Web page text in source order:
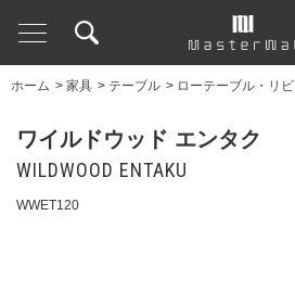
ホーム > 家具 > テーブル > ローテーブル・リ
ワイルドウッド エンタク
WILDWOOD ENTAKU
WWET120